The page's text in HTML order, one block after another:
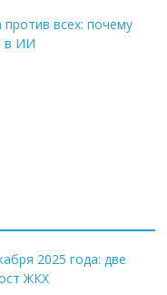
всех: почему
в ИИ
2025 года: две
ЖКХ